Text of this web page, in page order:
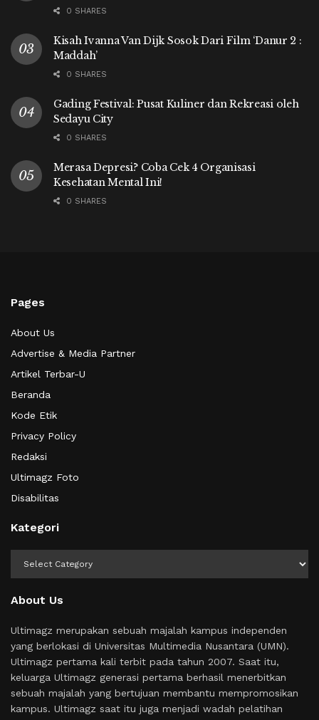
0 SHARES
Kisah Ivanna Van Dijk Sosok Dari Film ‘Danur 2 :
Maddah’
0 SHARES
Gading Festival: Pusat Kuliner dan Rekreasi oleh
Sedayu City
0 SHARES
Merasa Depresi? Coba Cek 4 Organisasi
Kesehatan Mental Ini!
0 SHARES
Pages
About Us
Advertise & Media Partner
Artikel Terbar-U
Beranda
Kode Etik
Privacy Policy
Redaksi
Ultimagz Foto
Disabilitas
Kategori
About Us
Ultimagz merupakan sebuah majalah kampus independen
yang berlokasi di Universitas Multimedia Nusantara (UMN).
Ultimagz pertama kali terbit pada tahun 2007. Saat itu,
keluarga Ultimagz generasi pertama berhasil menerbitkan
sebuah majalah yang bertujuan membantu mempromosikan
kampus. Ultimagz saat itu juga menjadi wadah pelatihan